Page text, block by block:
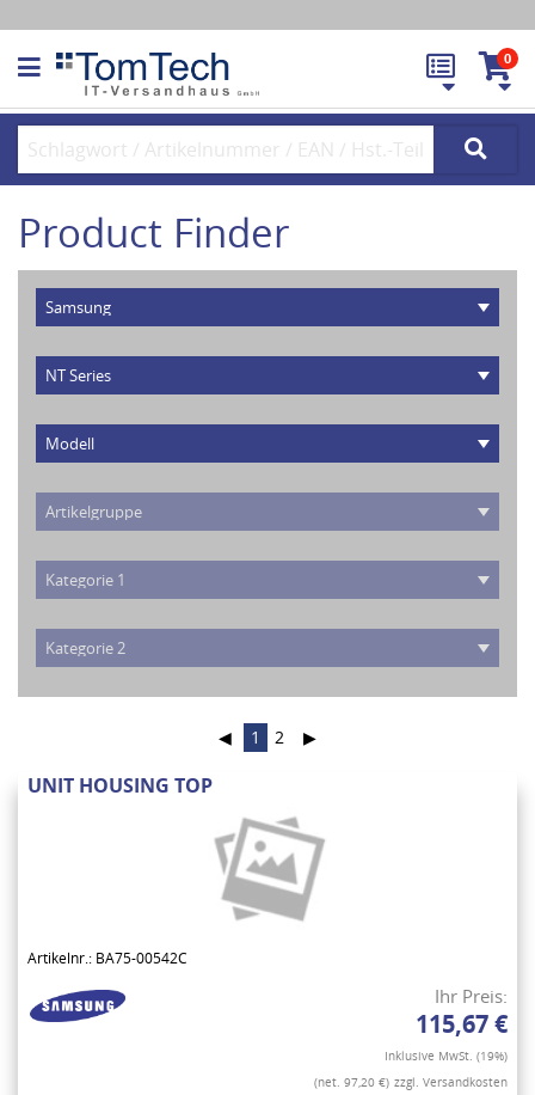
0
Product Finder
◀ 1 2 ▶
UNIT HOUSING TOP
Artikelnr.: BA75-00542C
Ihr Preis:
115,67 €
Inklusive MwSt. (19%)
(net. 97,20 €) zzgl. Versandkosten